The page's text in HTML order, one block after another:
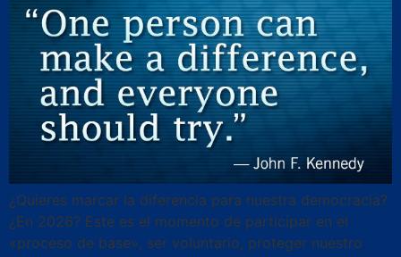
¿Quieres marcar la diferencia para nuestra democracia?
¿En 2026? Este es el momento de participar en el
«proceso de base», ser voluntario, proteger nuestro